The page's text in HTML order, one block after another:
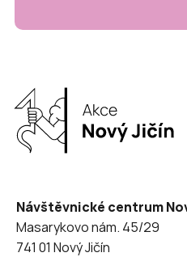
Návštěvnické centrum
Masarykovo nám. 45/29
741 01 Nový Jičín